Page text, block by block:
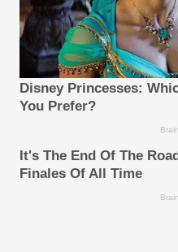
Disney Princesses:
You Prefer?
It's The End Of The
Finales Of All Time